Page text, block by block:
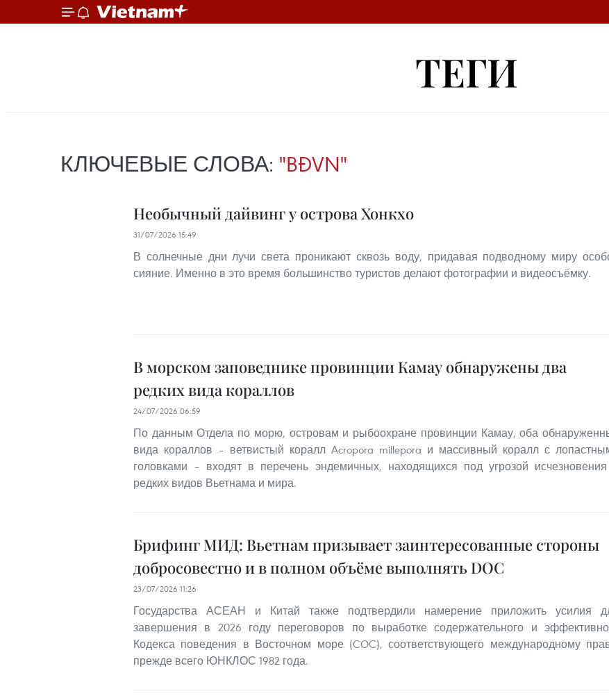
ТЕГИ
КЛЮЧЕВЫЕ СЛОВА: "BĐVN"
Необычный дайвинг у острова Хонкхо
31/07/2026 15:49
В солнечные дни лучи света проникают сквозь воду, придавая подводному миру
сияние. Именно в это время большинство туристов делают фотографии и видеосъёмку.
В морском заповеднике провинции Камау обнаружены два
редких вида кораллов
24/07/2026 06:59
По данным Отдела по морю, островам и рыбоохране провинции Камау, оба
вида кораллов – ветвистый коралл Acropora millepora и массивный коралл с
головками – входят в перечень эндемичных, находящихся под угрозой
редких видов Вьетнама и мира.
Брифинг МИД: Вьетнам призывает заинтересованные стороны
добросовестно и в полном объёме выполнять DOC
23/07/2026 11:26
Государства АСЕАН и Китай также подтвердили намерение приложить усилия
завершения в 2026 году переговоров по выработке содержательного и
Кодекса поведения в Восточном море (COC), соответствующего международному
прежде всего ЮНКЛОС 1982 года.